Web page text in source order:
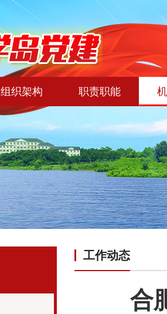
组织架构 职责职能
工作动态
合